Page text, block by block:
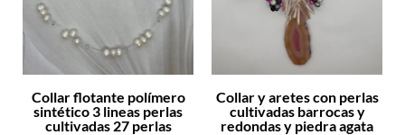
Collar flotante polímero
sintético 3 lineas perlas
cultivadas 27 perlas
Collar y aretes con perlas
cultivadas barrocas y
redondas y piedra agata